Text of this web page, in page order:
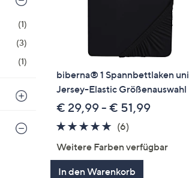
anzuzeigen.
(1)
(3)
(1)
biberna® 1 Spannbettlaken uni
Jersey-Elastic Größenauswahl
€ 29,99 - € 51,99
4.7
5
(6)6
Weitere Farben verfügbar
In den Warenkorb